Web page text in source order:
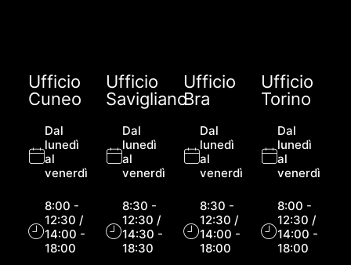
Ufficio
Cuneo
Dal
lunedì
al
venerdì
8:00 -
12:30 /
14:00 -
18:00
Ufficio
Savigliano
Dal
lunedì
al
venerdì
8:30 -
12:30 /
14:30 -
18:30
Ufficio
Bra
Dal
lunedì
al
venerdì
8:30 -
12:30 /
14:00 -
18:00
Ufficio
Torino
Dal
lunedì
al
venerdì
8:00 -
12:30 /
14:00 -
18:00